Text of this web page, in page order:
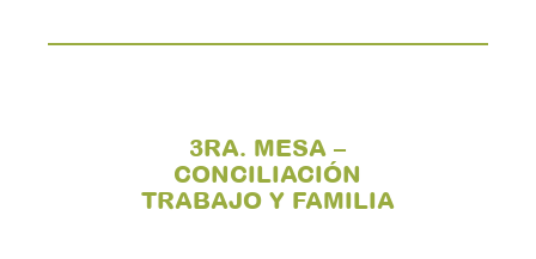
3RA. MESA –
CONCILIACIÓN
TRABAJO Y FAMILIA